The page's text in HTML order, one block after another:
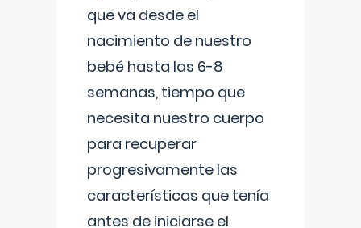
que va desde el
nacimiento de nuestro
bebé hasta las 6-8
semanas, tiempo que
necesita nuestro cuerpo
para recuperar
progresivamente las
características que tenía
antes de iniciarse el